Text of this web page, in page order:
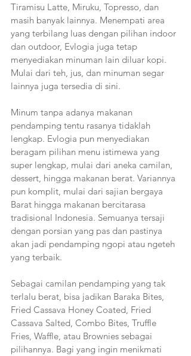
Tiramisu Latte, Miruku, Topresso, dan
masih banyak lainnya. Menempati area
yang terbilang luas dengan pilihan indoor
dan outdoor, Evlogia juga tetap
menyediakan minuman lain diluar kopi.
Mulai dari teh, jus, dan minuman segar
lainnya juga tersedia di sini.
Minum tanpa adanya makanan
pendamping tentu rasanya tidaklah
lengkap. Evlogia pun menyediakan
beragam pilihan menu istimewa yang
super lengkap, mulai dari aneka camilan,
dessert, hingga makanan berat. Variannya
pun komplit, mulai dari sajian bergaya
Barat hingga makanan bercitarasa
tradisional Indonesia. Semuanya tersaji
dengan porsian yang pas dan pastinya
akan jadi pendamping ngopi atau ngeteh
yang terbaik.
Sebagai camilan pendamping yang tak
terlalu berat, bisa jadikan Baraka Bites,
Fried Cassava Honey Coated, Fried
Cassava Salted, Combo Bites, Truffle
Fries, Waffle, atau Brownies sebagai
pilihannya. Bagi yang ingin menikmati